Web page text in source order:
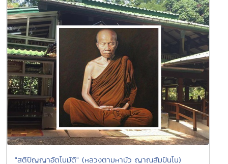
"สติปัญญาอัตโนมัติ" (หลวงตามหาบัว ญาณสัมปันโน)